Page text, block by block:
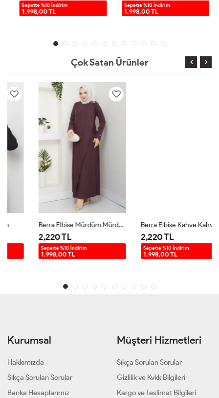
Sepette %10 İndirim
1.998,00 TL
Sepette %10 İndirim
1.998,00 TL
Çok Satan Ürünler
Berra Elbise Mürdüm Mürdüm
2,220 TL
Sepette %10 İndirim
1.998,00 TL
Berra Elbise Kahve Kahve
2,220 TL
Sepette %10 İndirim
1.998,00 TL
Kurumsal
Hakkımızda
Sıkça Sorulan Sorular
Banka Hesaplarımız
Müşteri Hizmetleri
Sıkça Sorulan Sorular
Gizlilik ve Kvkk Bilgileri
Kargo ve Teslimat Bilgileri